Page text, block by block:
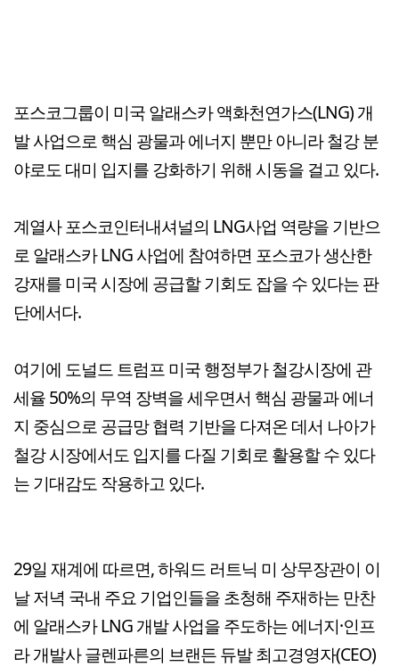
포스코그룹이 미국 알래스카 액화천연가스(LNG) 개
발 사업으로 핵심 광물과 에너지 뿐만 아니라 철강 분
야로도 대미 입지를 강화하기 위해 시동을 걸고 있다.
계열사 포스코인터내셔널의 LNG사업 역량을 기반으
로 알래스카 LNG 사업에 참여하면 포스코가 생산한
강재를 미국 시장에 공급할 기회도 잡을 수 있다는 판
단에서다.
여기에 도널드 트럼프 미국 행정부가 철강시장에 관
세율 50%의 무역 장벽을 세우면서 핵심 광물과 에너
지 중심으로 공급망 협력 기반을 다져온 데서 나아가
철강 시장에서도 입지를 다질 기회로 활용할 수 있다
는 기대감도 작용하고 있다.
29일 재계에 따르면, 하워드 러트닉 미 상무장관이 이
날 저녁 국내 주요 기업인들을 초청해 주재하는 만찬
에 알래스카 LNG 개발 사업을 주도하는 에너지·인프
라 개발사 글렌파른의 브랜든 듀발 최고경영자(CEO)